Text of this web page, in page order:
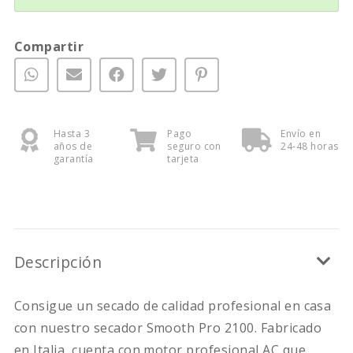
Compartir
Hasta 3
años de
garantía
Pago
seguro con
tarjeta
Envío en
24-48 horas
Descripción
Consigue un secado de calidad profesional en casa
con nuestro secador Smooth Pro 2100. Fabricado